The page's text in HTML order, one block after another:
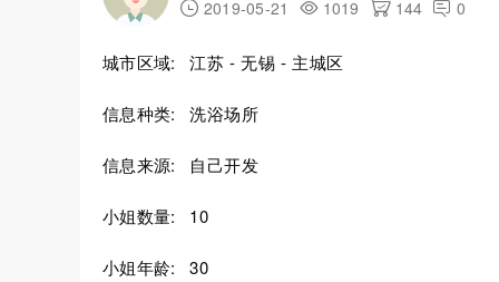
2019-05-21 1019 144 0
城市区域: 江苏 - 无锡 - 主城区
信息种类: 洗浴场所
信息来源: 自己开发
小姐数量: 10
小姐年龄: 30